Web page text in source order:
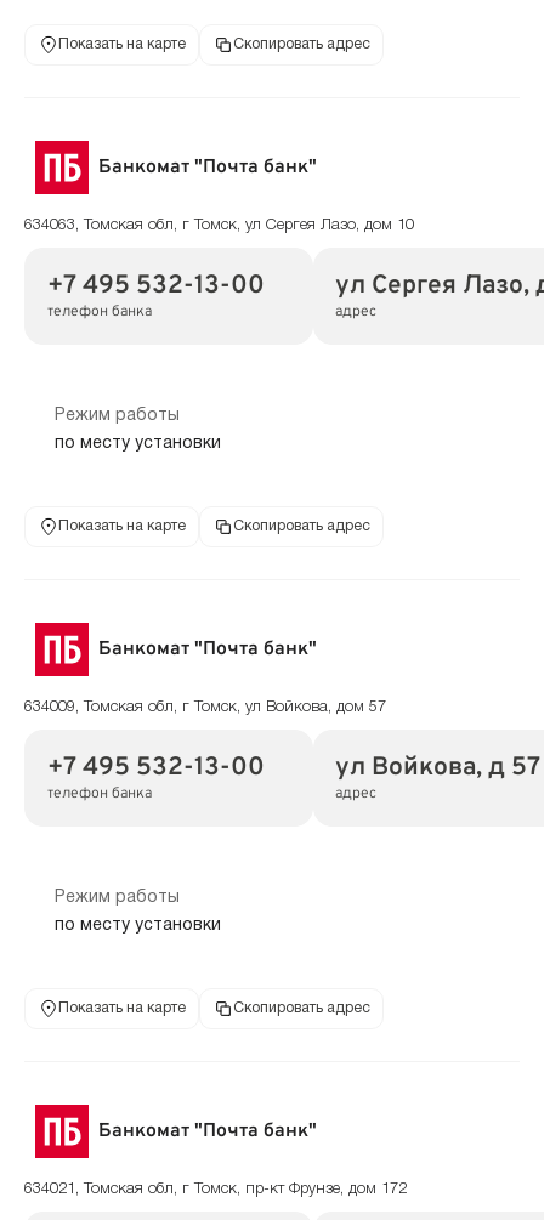
Показать на карте Скопировать адрес
Банкомат "Почта банк"
634063, Томская обл, г Томск, ул Сергея Лазо, дом 10
+7 495 532-13-00
телефон банка
ул Сергея Лазо,
адрес
Режим работы
по месту установки
Показать на карте Скопировать адрес
Банкомат "Почта банк"
634009, Томская обл, г Томск, ул Войкова, дом 57
+7 495 532-13-00
телефон банка
ул Войкова, д 57
адрес
Режим работы
по месту установки
Показать на карте Скопировать адрес
Банкомат "Почта банк"
634021, Томская обл, г Томск, пр-кт Фрунзе, дом 172